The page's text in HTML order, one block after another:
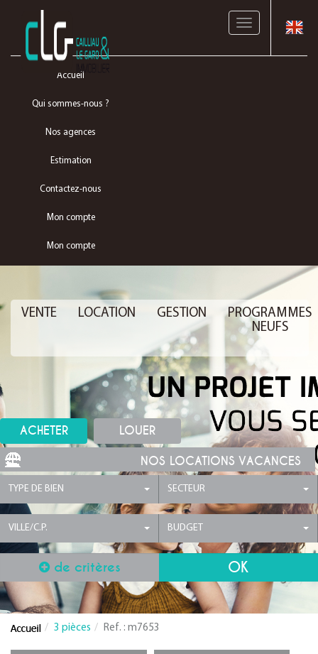
Toggle
Accueil
Qui sommes-nous ?
Nos agences
Estimation
Contactez-nous
Mon compte
Mon compte
VENTE LOCATION GESTION
PROGRAMMES
NEUFS
ACHETER LOUER
NOS LOCATIONS VACANCES
TYPE DE BIEN SECTEUR
VILLE/C.P. BUDGET
de critères
3 pièces Ref. : m7653